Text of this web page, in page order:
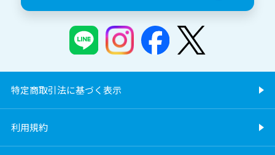
特定商取引法に基づく表示
利用規約